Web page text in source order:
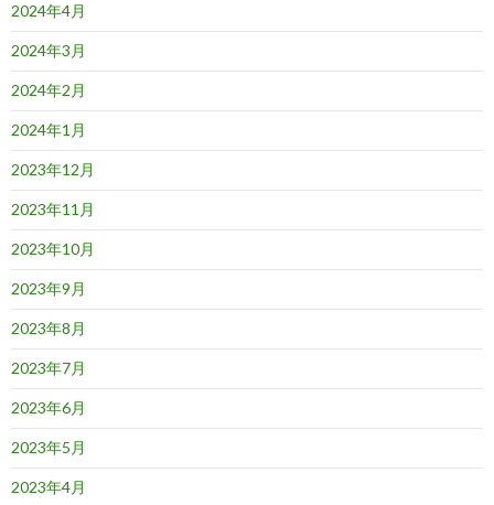
2024年4月
2024年3月
2024年2月
2024年1月
2023年12月
2023年11月
2023年10月
2023年9月
2023年8月
2023年7月
2023年6月
2023年5月
2023年4月